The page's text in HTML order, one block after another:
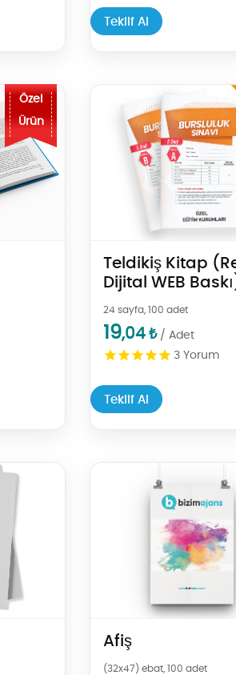
Teklif Al
Özel
Ürün
Teldikiş Kitap
Dijital WEB
24 sayfa, 100 adet
19,04 ₺ / Adet
3 Yorum
Teklif Al
Teklif Al Teldikiş Kitap
Afiş
(32x47) ebat, 100 adet
Teklif Al Afiş